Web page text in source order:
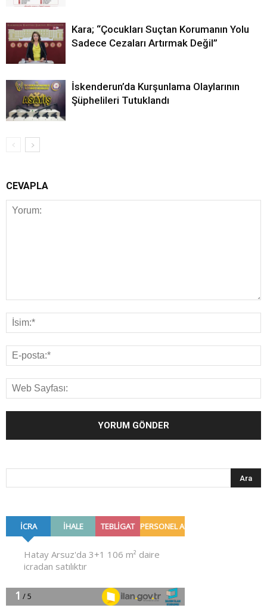
Kara; “Çocukları Suçtan Korumanın Yolu
Sadece Cezaları Artırmak Değil”
İskenderun’da Kurşunlama Olaylarının
Şüphelileri Tutuklandı
CEVAPLA